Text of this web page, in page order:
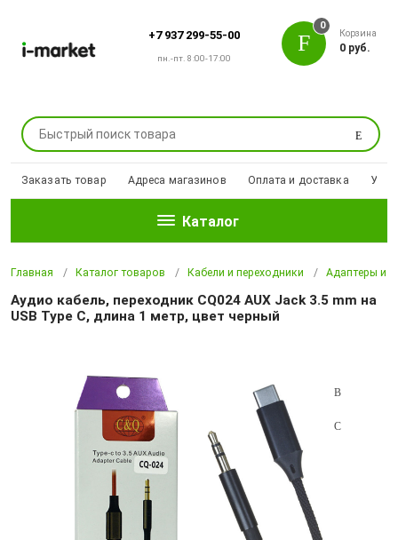
+7 937 299-55-00
пн.-пт. 8:00-17:00
Поиск
0
Корзина
0 руб.
Заказать товар Адреса магазинов Оплата и доставка
Каталог
Главная Каталог товаров Кабели и переходники Адаптеры и
Аудио кабель, переходник CQ024 AUX Jack 3.5 mm на
USB Type C, длина 1 метр, цвет черный